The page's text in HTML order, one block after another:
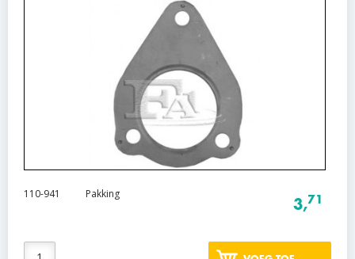
110-941 Pakking
3,71